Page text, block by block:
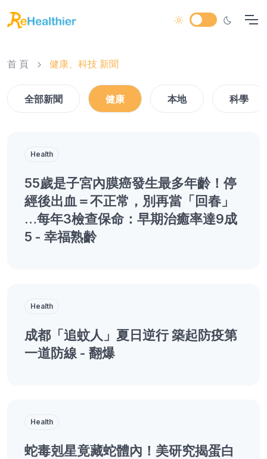
首 頁 健康、科技 新聞
全部新聞 健康 本地 科學
Health
55歲是子宮內膜癌發生最多年齡！停
經後出血＝不正常，別再當「回春」
…每年3檢查保命：早期治癒率達9成
5 - 幸福熟齡
Health
成都「追蚊人」夏日逆行 築起防疫第
一道防線 - 翻爆
Health
蛇毒剋星竟藏蛇體內！美研究揭蛋白